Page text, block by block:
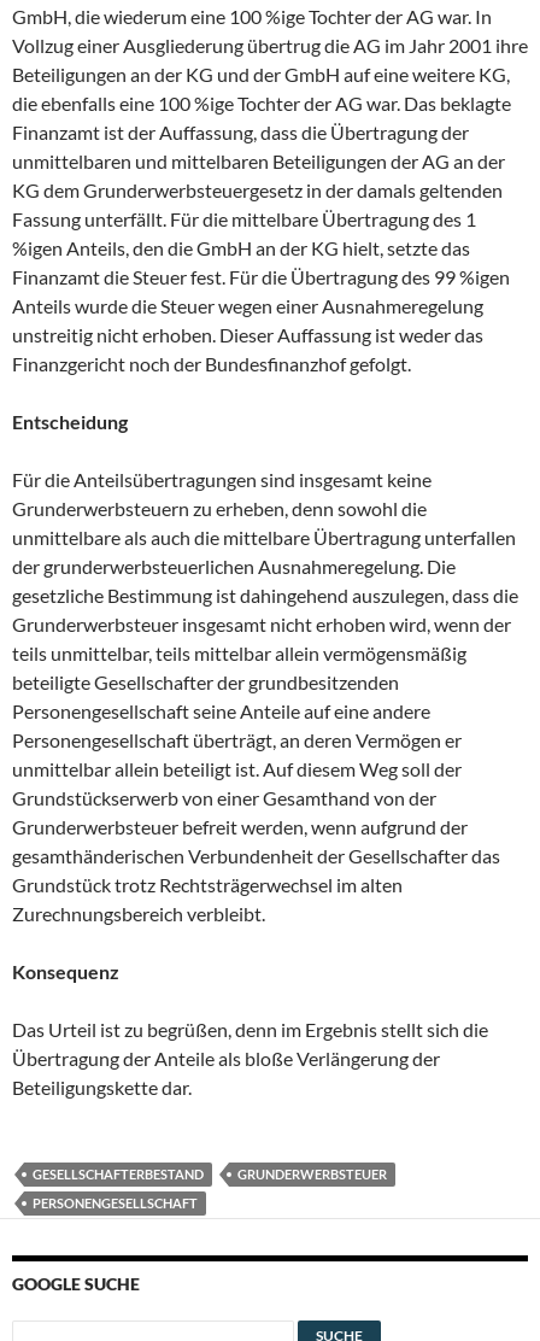
GmbH, die wiederum eine 100 %ige Tochter der AG war. In
Vollzug einer Ausgliederung übertrug die AG im Jahr 2001 ihre
Beteiligungen an der KG und der GmbH auf eine weitere KG,
die ebenfalls eine 100 %ige Tochter der AG war. Das beklagte
Finanzamt ist der Auffassung, dass die Übertragung der
unmittelbaren und mittelbaren Beteiligungen der AG an der
KG dem Grunderwerbsteuergesetz in der damals geltenden
Fassung unterfällt. Für die mittelbare Übertragung des 1
%igen Anteils, den die GmbH an der KG hielt, setzte das
Finanzamt die Steuer fest. Für die Übertragung des 99 %igen
Anteils wurde die Steuer wegen einer Ausnahmeregelung
unstreitig nicht erhoben. Dieser Auffassung ist weder das
Finanzgericht noch der Bundesfinanzhof gefolgt.
Entscheidung
Für die Anteilsübertragungen sind insgesamt keine
Grunderwerbsteuern zu erheben, denn sowohl die
unmittelbare als auch die mittelbare Übertragung unterfallen
der grunderwerbsteuerlichen Ausnahmeregelung. Die
gesetzliche Bestimmung ist dahingehend auszulegen, dass die
Grunderwerbsteuer insgesamt nicht erhoben wird, wenn der
teils unmittelbar, teils mittelbar allein vermögensmäßig
beteiligte Gesellschafter der grundbesitzenden
Personengesellschaft seine Anteile auf eine andere
Personengesellschaft überträgt, an deren Vermögen er
unmittelbar allein beteiligt ist. Auf diesem Weg soll der
Grundstückserwerb von einer Gesamthand von der
Grunderwerbsteuer befreit werden, wenn aufgrund der
gesamthänderischen Verbundenheit der Gesellschafter das
Grundstück trotz Rechtsträgerwechsel im alten
Zurechnungsbereich verbleibt.
Konsequenz
Das Urteil ist zu begrüßen, denn im Ergebnis stellt sich die
Übertragung der Anteile als bloße Verlängerung der
Beteiligungskette dar.
GESELLSCHAFTERBESTAND
GRUNDERWERBSTEUER
PERSONENGESELLSCHAFT
GOOGLE SUCHE